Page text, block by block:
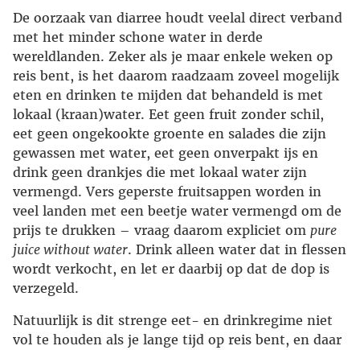
De oorzaak van diarree houdt veelal direct verband
met het minder schone water in derde
wereldlanden. Zeker als je maar enkele weken op
reis bent, is het daarom raadzaam zoveel mogelijk
eten en drinken te mijden dat behandeld is met
lokaal (kraan)water. Eet geen fruit zonder schil,
eet geen ongekookte groente en salades die zijn
gewassen met water, eet geen onverpakt ijs en
drink geen drankjes die met lokaal water zijn
vermengd. Vers geperste fruitsappen worden in
veel landen met een beetje water vermengd om de
prijs te drukken – vraag daarom expliciet om pure
juice without water. Drink alleen water dat in flessen
wordt verkocht, en let er daarbij op dat de dop is
verzegeld.
Natuurlijk is dit strenge eet- en drinkregime niet
vol te houden als je lange tijd op reis bent, en daar